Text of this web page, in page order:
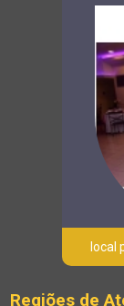
local
Regiões de